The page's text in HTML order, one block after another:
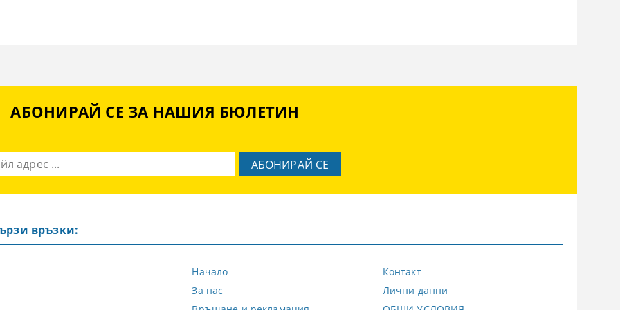
АБОНИРАЙ СЕ ЗА НАШИЯ БЮЛЕТИН
връзки:
Начало
За нас
Контакт
Лични данни